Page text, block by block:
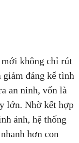
không chỉ rút
đáng kể tình
an ninh, vốn là
lớn. Nhờ kết hợp
ảnh, hệ thống
hơn con